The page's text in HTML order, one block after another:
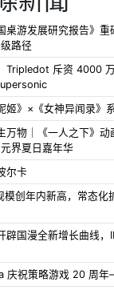
桌游发展研究报告》重
路径
Tripledot 斥资 4000
姬》×《女神异闻录》
万物｜《一人之下》
界夏日嘉年华
尔卡
模创年内新高，常态化
辟国漫全新增长曲线，
庆祝策略游戏 20 周